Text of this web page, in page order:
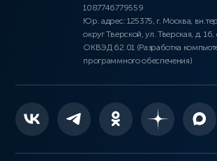
1087746779559
Юр. адрес: 125375, г. Москва,
округ Тверской, ул. Тверская, д. 16,
ОКВЭД 62.01 (Разработка
программного обеспечения)